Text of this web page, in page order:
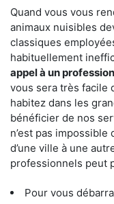
Quand vous vous
animaux nuisibles
classiques
habituellement
appel à un
vous sera très facile
habitez dans les
bénéficier de nos
n’est pas
d’une ville à une
professionnels peut
Pour vous